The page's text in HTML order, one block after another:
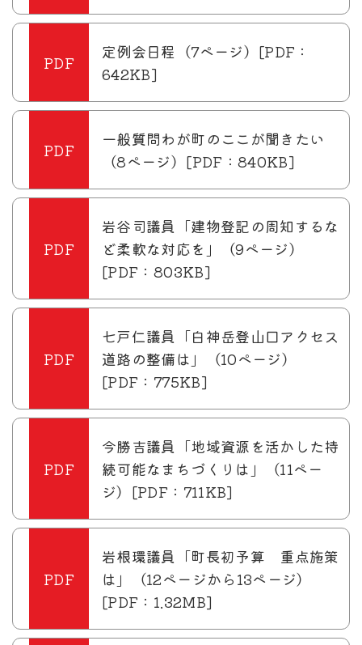
定例会日程（7ページ）[PDF：
642KB]
一般質問わが町のここが聞きたい
（8ページ）[PDF：840KB]
岩谷司議員「建物登記の周知するな
ど柔軟な対応を」（9ページ）
[PDF：803KB]
七戸仁議員「白神岳登山口アクセス
道路の整備は」（10ページ）
[PDF：775KB]
今勝吉議員「地域資源を活かした持
続可能なまちづくりは」（11ペー
ジ）[PDF：711KB]
岩根環議員「町長初予算 重点施策
は」（12ページから13ページ）
[PDF：1.32MB]